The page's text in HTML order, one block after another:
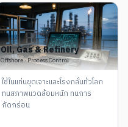
Oil, Gas & Refinery
Offshore · Process Control
ใช้ในแท่นขุดเจาะและโรงกลั่นทั่วโลก
ทนสภาพแวดล้อมหนัก ทนการ
กัดกร่อน